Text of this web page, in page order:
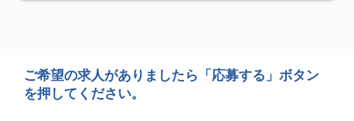
ご希望の求人がありましたら「応募する」ボタン
を押してください。